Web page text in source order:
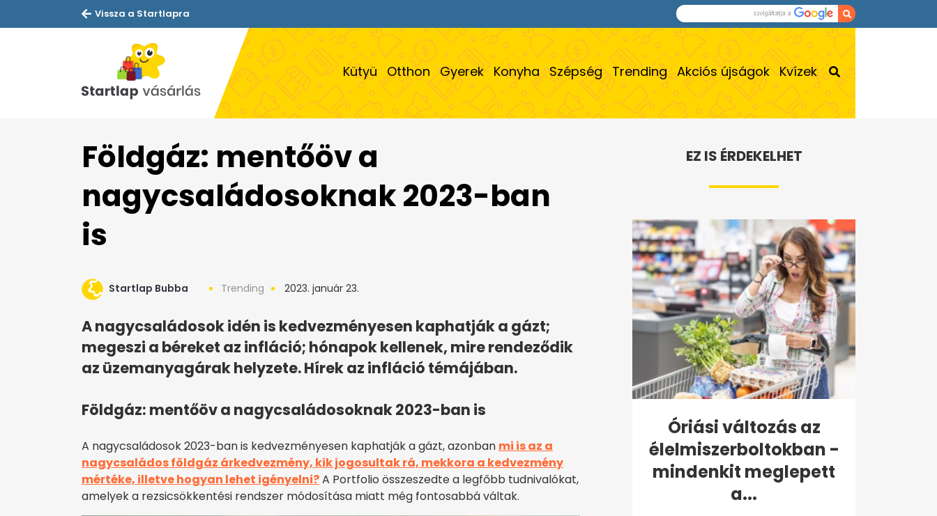
Vissza a Startlapra
Kütyü Otthon Gyerek Konyha Szépség Trending Akciós újságok Kvízek
Földgáz: mentőöv a
nagycsaládosoknak 2023-ban
is
Startlap Bubba Trending 2023. január 23.
A nagycsaládosok idén is kedvezményesen kaphatják a gázt;
megeszi a béreket az infláció; hónapok kellenek, mire rendeződik
az üzemanyagárak helyzete. Hírek az infláció témájában.
Földgáz: mentőöv a nagycsaládosoknak 2023-ban is
A nagycsaládosok 2023-ban is kedvezményesen kaphatják a gázt, azonban mi is az a
nagycsaládos földgáz árkedvezmény, kik jogosultak rá, mekkora a kedvezmény
mértéke, illetve hogyan lehet igényelni?A Portfolio összeszedte a legfőbb tudnivalókat,
amelyek a rezsicsökkentési rendszer módosítása miatt még fontosabbá váltak.
EZ IS ÉRDEKELHET
Óriási változás az
élelmiszerboltokban -
mindenkit meglepett
a...